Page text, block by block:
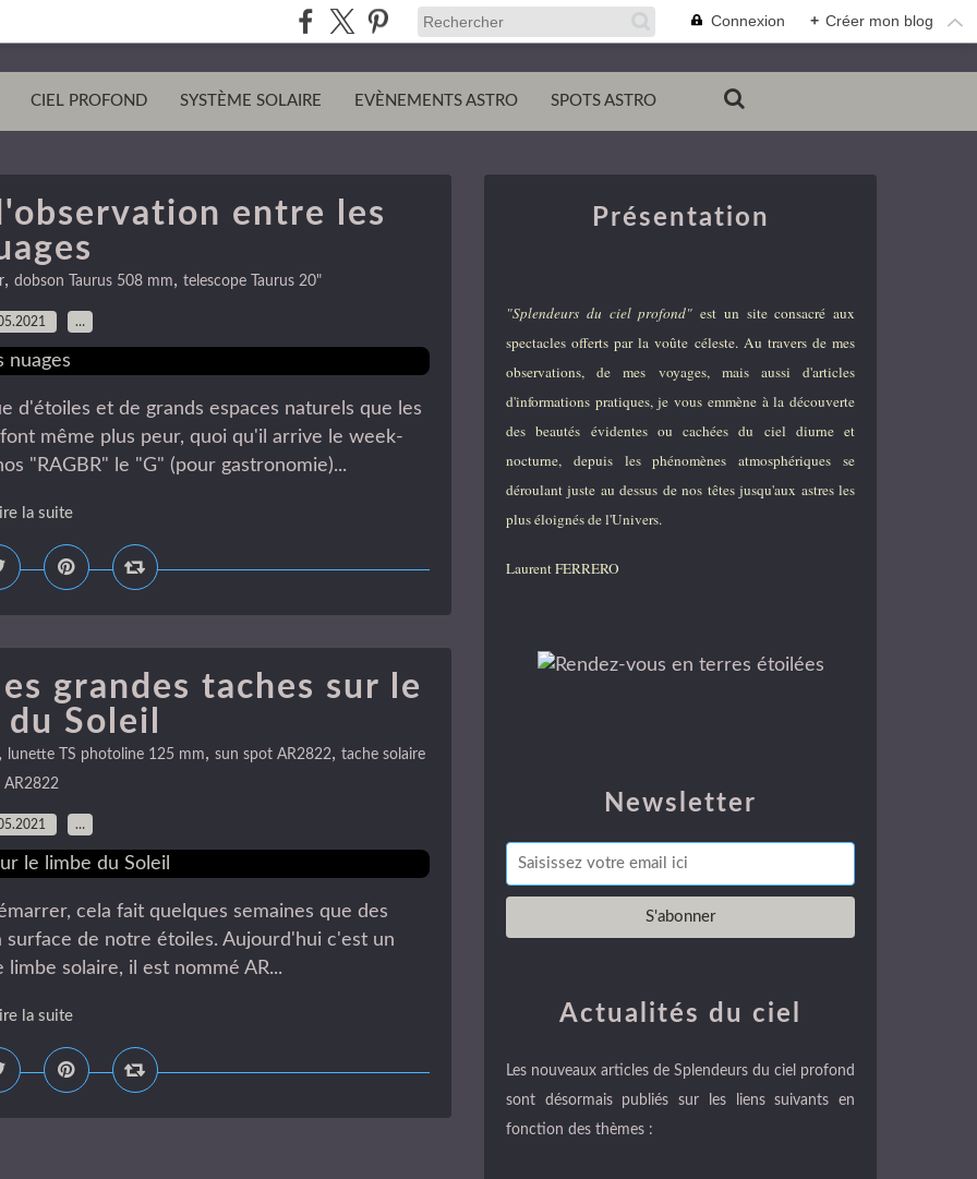
Connexion + Créer mon blog
CIEL PROFOND SYSTÈME SOLAIRE EVÈNEMENTS ASTRO SPOTS ASTRO
entre les
, dobson Taurus 508 mm, telescope Taurus 20"
…
d'étoiles et de grands espaces naturels que les
même plus peur, quoi qu'il arrive le week-
"RAGBR" le "G" (pour gastronomie)...
la suite
grandes taches sur le
Soleil
lunette TS photoline 125 mm, sun spot AR2822, tache solaire
AR2822
…
cela fait quelques semaines que des
de notre étoiles. Aujourd'hui c'est un
solaire, il est nommé AR...
la suite
Newsletter
Présentation
"Splendeurs du ciel profond" est un site consacré aux
spectacles offerts par la voûte céleste. Au travers de mes
observations, de mes voyages, mais aussi d'articles
d'informations pratiques, je vous emmène à la découverte
des beautés évidentes ou cachées du ciel diurne et
nocturne, depuis les phénomènes atmosphériques se
déroulant juste au dessus de nos têtes jusqu'aux astres les
plus éloignés de l'Univers.
Laurent FERRERO
Actualités du ciel
Les nouveaux articles de Splendeurs du ciel profond
sont désormais publiés sur les liens suivants en
fonction des thèmes :